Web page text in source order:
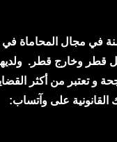
لأكثر من 20 سنة في مجال
قطر وخارج قطر.
و تعتبر من أكثر
القانونية على وآتساب: